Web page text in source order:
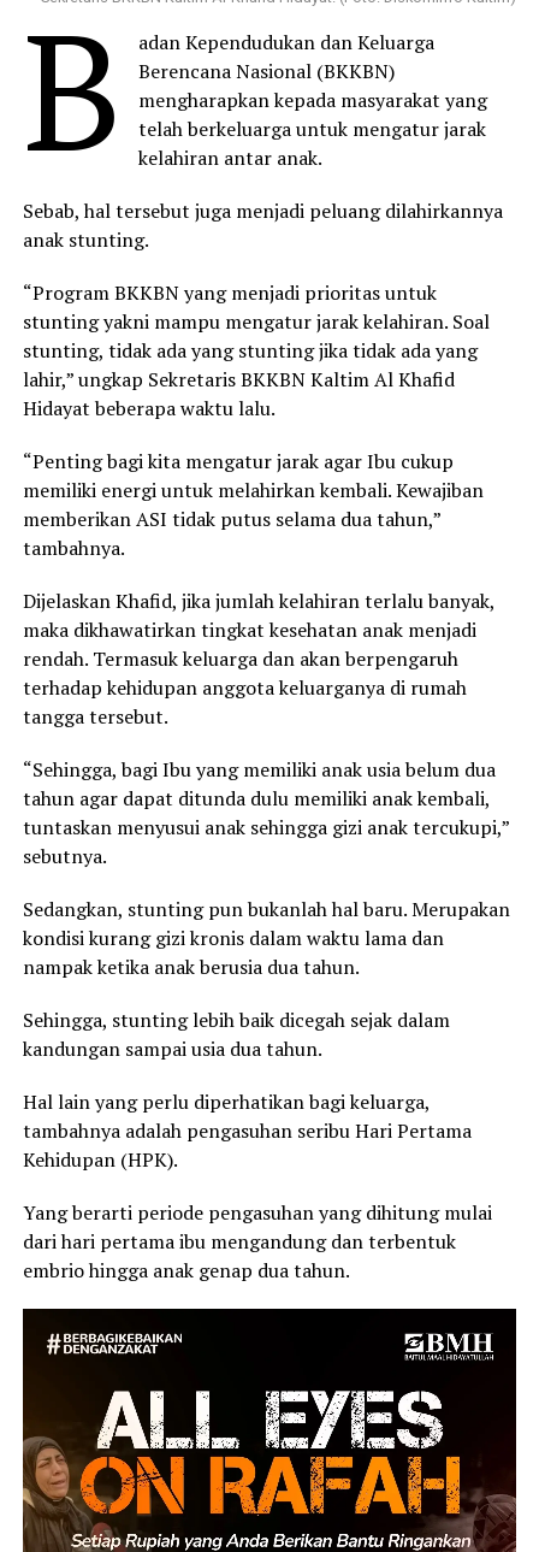
B
adan Kependudukan dan Keluarga
Berencana Nasional (BKKBN)
mengharapkan kepada masyarakat yang
telah berkeluarga untuk mengatur jarak
kelahiran antar anak.
Sebab, hal tersebut juga menjadi peluang dilahirkannya
anak stunting.
“Program BKKBN yang menjadi prioritas untuk
stunting yakni mampu mengatur jarak kelahiran. Soal
stunting, tidak ada yang stunting jika tidak ada yang
lahir,” ungkap Sekretaris BKKBN Kaltim Al Khafid
Hidayat beberapa waktu lalu.
“Penting bagi kita mengatur jarak agar Ibu cukup
memiliki energi untuk melahirkan kembali. Kewajiban
memberikan ASI tidak putus selama dua tahun,”
tambahnya.
Dijelaskan Khafid, jika jumlah kelahiran terlalu banyak,
maka dikhawatirkan tingkat kesehatan anak menjadi
rendah. Termasuk keluarga dan akan berpengaruh
terhadap kehidupan anggota keluarganya di rumah
tangga tersebut.
“Sehingga, bagi Ibu yang memiliki anak usia belum dua
tahun agar dapat ditunda dulu memiliki anak kembali,
tuntaskan menyusui anak sehingga gizi anak tercukupi,”
sebutnya.
Sedangkan, stunting pun bukanlah hal baru. Merupakan
kondisi kurang gizi kronis dalam waktu lama dan
nampak ketika anak berusia dua tahun.
Sehingga, stunting lebih baik dicegah sejak dalam
kandungan sampai usia dua tahun.
Hal lain yang perlu diperhatikan bagi keluarga,
tambahnya adalah pengasuhan seribu Hari Pertama
Kehidupan (HPK).
Yang berarti periode pengasuhan yang dihitung mulai
dari hari pertama ibu mengandung dan terbentuk
embrio hingga anak genap dua tahun.